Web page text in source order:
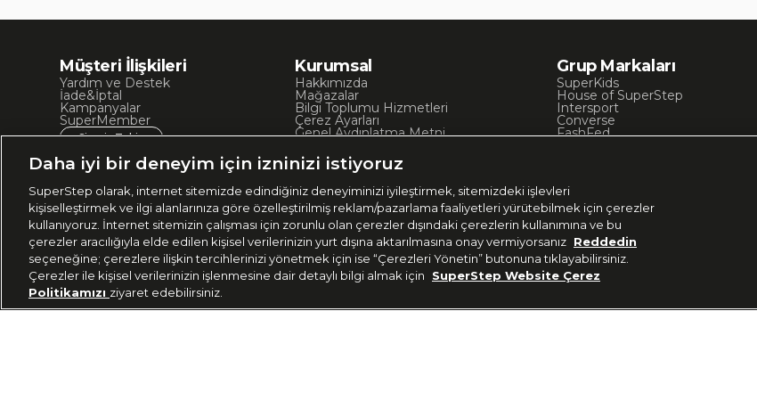
Müşteri İlişkileri
Yardım ve Destek
İade&İptal
Kampanyalar
SuperMember
Sipariş Takip
Kurumsal
Hakkımızda
Mağazalar
Bilgi Toplumu Hizmetleri
Çerez Ayarları
Genel Aydınlatma Metni
Site Haritası
İşlem Rehberi
Grup Markaları
SuperKids
House of SuperStep
Intersport
Converse
FashFed
Occassion
UNITED4
Daha iyi bir deneyim için izninizi istiyoruz
SuperStep olarak, internet sitemizde edindiğiniz deneyiminizi iyileştirmek, sitemizdeki işlevleri
kişiselleştirmek ve ilgi alanlarınıza göre özelleştirilmiş reklam/pazarlama faaliyetleri yürütebilmek için çerezler
kullanıyoruz. İnternet sitemizin çalışması için zorunlu olan çerezler dışındaki çerezlerin kullanımına ve bu
çerezler aracılığıyla elde edilen kişisel verilerinizin yurt dışına aktarılmasına onay vermiyorsanız Reddedin
seçeneğine; çerezlere ilişkin tercihlerinizi yönetmek için ise “Çerezleri Yönetin” butonuna tıklayabilirsiniz.
Çerezler ile kişisel verilerinizin işlenmesine dair detaylı bilgi almak için
SuperStep Website Çerez
Politikamızı ziyaret edebilirsiniz.